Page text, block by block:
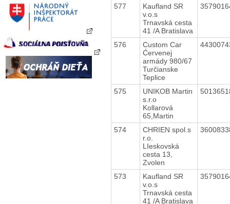
577
Kaufland SR
v.o.s
Trnavská cesta
41 /A Bratislava
576
Custom Car
Ćervenej
armády 980/67
Turčianske
Teplice
575
UNIKOB Martin
s.r.o
Kollarová
65,Martin
574
CHRIEN spol.s
r.o.
LIeskovská
cesta 13,
Zvolen
573
Kaufland SR
v.o.s
Trnavská cesta
41 /A Bratislava